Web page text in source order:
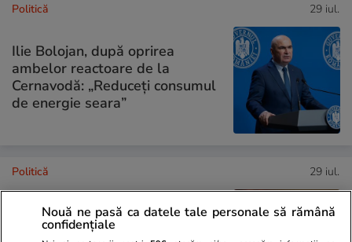
Politică 29 iul.
Ilie Bolojan, după oprirea
ambelor reactoare de la
Cernavodă: „Reduceți consumul
de energie seara”
Politică 29 iul.
Cei doi deputați care nu au
votat noua Lege a Integrității,
Nouă ne pasă ca datele tale personale să rămână
confidențiale